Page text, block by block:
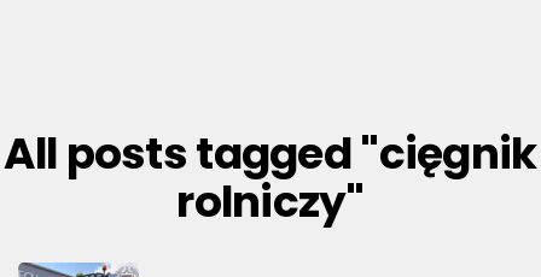
All posts tagged "cięgnik
rolniczy"